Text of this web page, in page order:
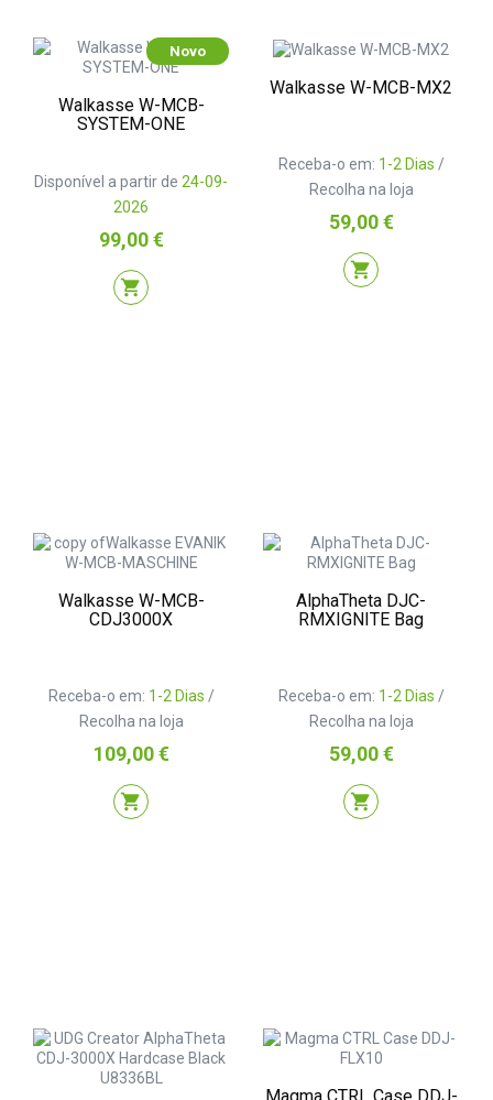
Novo
Walkasse W-MCB-
SYSTEM-ONE
Disponível a partir de 24-09-
2026
Preço
99,00 €
shopping_cart
Walkasse W-MCB-MX2
Receba-o em: 1-2 Dias /
Recolha na loja
Preço
59,00 €
shopping_cart
Walkasse W-MCB-
CDJ3000X
Receba-o em: 1-2 Dias /
Recolha na loja
Preço
109,00 €
shopping_cart
AlphaTheta DJC-
RMXIGNITE Bag
Receba-o em: 1-2 Dias /
Recolha na loja
Preço
59,00 €
shopping_cart